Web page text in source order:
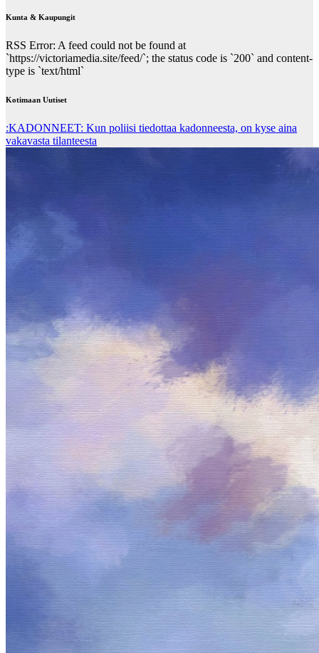
Kunta & Kaupungit
RSS Error: A feed could not be found at
`https://victoriamedia.site/feed/`; the status code is `200` and content-
type is `text/html`
Kotimaan Uutiset
:KADONNEET: Kun poliisi tiedottaa kadonneesta, on kyse aina
vakavasta tilanteesta